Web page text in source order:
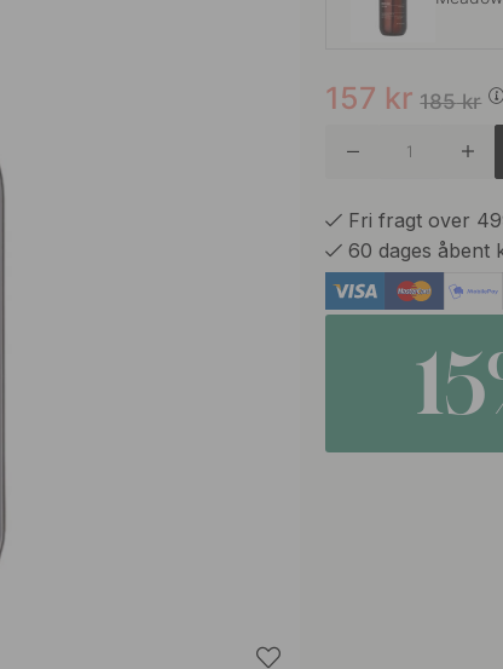
Harvest
185kr
157 kr
Fri fragt over
60 dages åbent